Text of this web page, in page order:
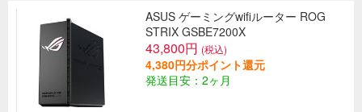
ASUS ゲーミングwifiルーター ROG
STRIX GSBE7200X
43,800円 (税込)
4,380円分ポイント還元
発送目安：2ヶ月